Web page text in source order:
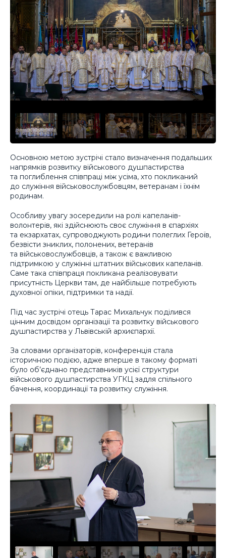
Основною метою зустрічі стало визначення подальших
напрямків розвитку військового душпастирства
та поглиблення співпраці між усіма, хто покликаний
до служіння військовослужбовцям, ветеранам і їхнім
родинам.
Особливу увагу зосередили на ролі капеланів-
волонтерів, які здійснюють своє служіння в єпархіях
та екзархатах, супроводжують родини полеглих Героїв,
безвісти зниклих, полонених, ветеранів
та військовослужбовців, а також є важливою
підтримкою у служінні штатних військових капеланів.
Саме така співпраця покликана реалізовувати
присутність Церкви там, де найбільше потребують
духовної опіки, підтримки та надії.
Під час зустрічі отець Тарас Михальчук поділився
цінним досвідом організації та розвитку військового
душпастирства у Львівській архиєпархії.
За словами організаторів, конференція стала
історичною подією, адже вперше в такому форматі
було об’єднано представників усієї структури
військового душпастирства УГКЦ задля спільного
бачення, координації та розвитку служіння.